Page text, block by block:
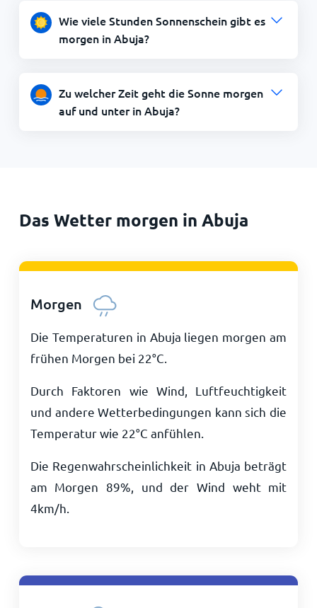
Wie viele Stunden Sonnenschein gibt es
morgen in Abuja?
Zu welcher Zeit geht die Sonne morgen
auf und unter in Abuja?
Das Wetter morgen in Abuja
Morgen
Die Temperaturen in Abuja liegen morgen am
frühen Morgen bei 22°C
Durch Faktoren wie Wind, Luftfeuchtigkeit
und andere Wetterbedingungen kann sich die
Temperatur wie 22°C anfühlen.
Die Regenwahrscheinlichkeit in Abuja beträgt
am Morgen 89%, und der Wind weht mit
4km/h